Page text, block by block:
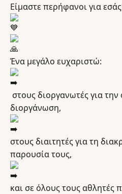
Είμαστε περήφανοι για
Ένα μεγάλο ευχαριστώ:
στους διοργανωτές για
διοργάνωση,
στους διαιτητές για τη
παρουσία τους,
και σε όλους τους αθλητές